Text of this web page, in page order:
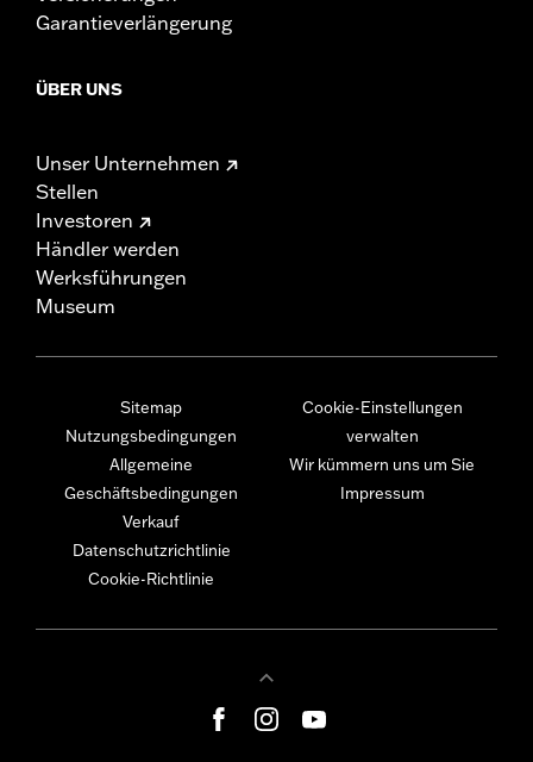
Garantieverlängerung
ÜBER UNS
Unser Unternehmen
Stellen
Investoren
Händler werden
Werksführungen
Museum
Sitemap
Nutzungsbedingungen
Allgemeine
Geschäftsbedingungen
Verkauf
Datenschutzrichtlinie
Cookie-Richtlinie
Cookie-Einstellungen
verwalten
Wir kümmern uns um Sie
Impressum